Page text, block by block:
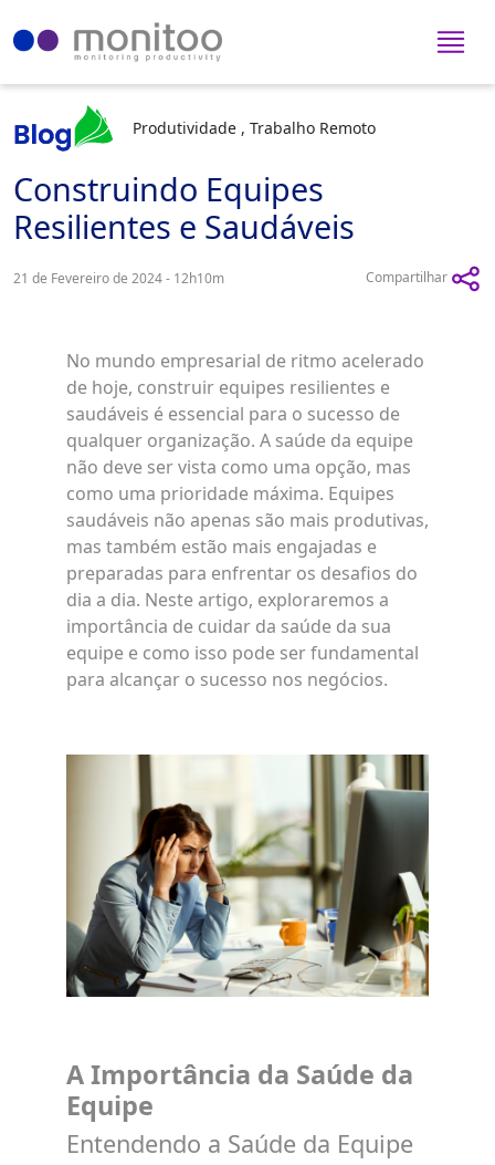
Produtividade , Trabalho Remoto
Construindo Equipes
Resilientes e Saudáveis
21 de Fevereiro de 2024 - 12h10m Compartilhar
No mundo empresarial de ritmo acelerado
de hoje, construir equipes resilientes e
saudáveis é essencial para o sucesso de
qualquer organização. A saúde da equipe
não deve ser vista como uma opção, mas
como uma prioridade máxima. Equipes
saudáveis não apenas são mais produtivas,
mas também estão mais engajadas e
preparadas para enfrentar os desafios do
dia a dia. Neste artigo, exploraremos a
importância de cuidar da saúde da sua
equipe e como isso pode ser fundamental
para alcançar o sucesso nos negócios.
A Importância da Saúde da
Equipe
Entendendo a Saúde da Equipe